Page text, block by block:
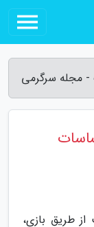
- مجله سرگرمی
طریق بازی،